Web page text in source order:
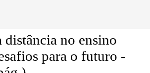
distância no ensino
para o futuro -